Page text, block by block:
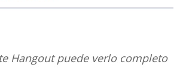
Hangout puede verlo completo